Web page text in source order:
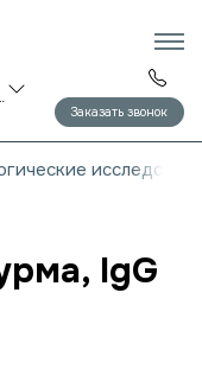
д. 5, корп. 1
Заказать звонок
IgG